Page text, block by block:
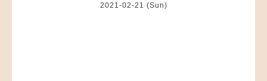
2021-02-21 (Sun)